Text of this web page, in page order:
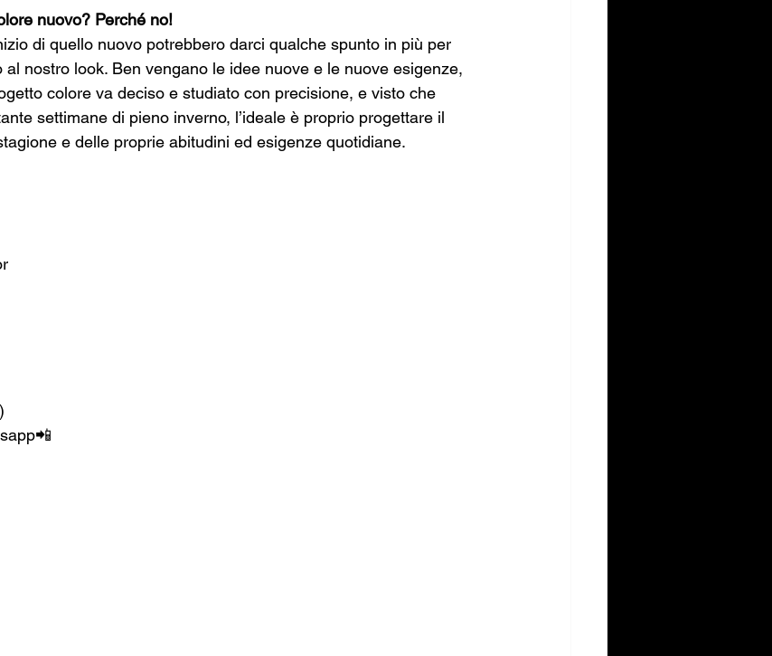
nuovo? Perché no!
di quello nuovo potrebbero darci qualche spunto in più per
nostro look. Ben vengano le idee nuove e le nuove esigenze,
colore va deciso e studiato con precisione, e visto che
settimane di pieno inverno, l’ideale è proprio progettare il
e delle proprie abitudini ed esigenze quotidiane.